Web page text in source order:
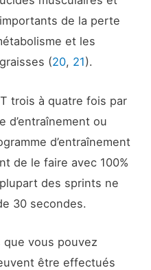
de la perte
et les
(20, 21).
trois à quatre fois par
d’entraînement ou
d’entraînement
de le faire avec 100%
des sprints ne
30 secondes.
vous pouvez
être effectués